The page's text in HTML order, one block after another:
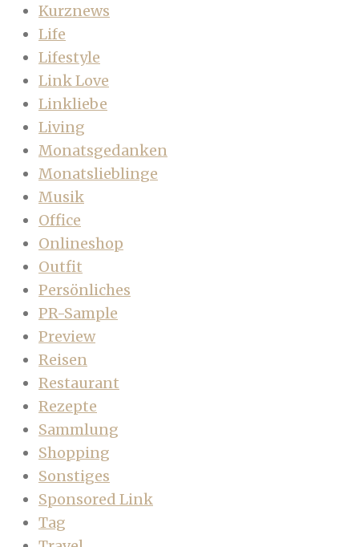
Kurznews
Life
Lifestyle
Link Love
Linkliebe
Living
Monatsgedanken
Monatslieblinge
Musik
Office
Onlineshop
Outfit
Persönliches
PR-Sample
Preview
Reisen
Restaurant
Rezepte
Sammlung
Shopping
Sonstiges
Sponsored Link
Tag